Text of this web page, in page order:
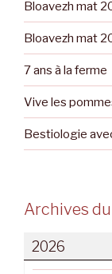
Bloavezh mat
Bloavezh mat
7 ans à la ferme
Vive les
Bestiologie
Archives
2026